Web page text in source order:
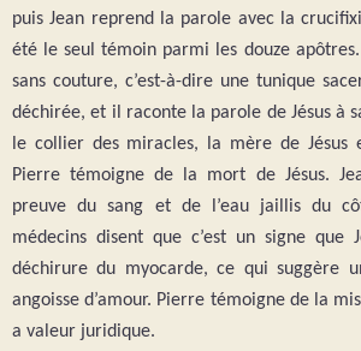
puis Jean reprend la parole avec la
été le seul témoin parmi les douze
sans couture, c’est-à-dire une tunique
déchirée, et il raconte la parole de Jésus à
le collier des miracles, la mère de Jésus
Pierre témoigne de la mort de Jésus.
preuve du sang et de l’eau jaillis du
médecins disent que c’est un signe que
déchirure du myocarde, ce qui suggère
angoisse d’amour. Pierre témoigne de la
a valeur juridique.